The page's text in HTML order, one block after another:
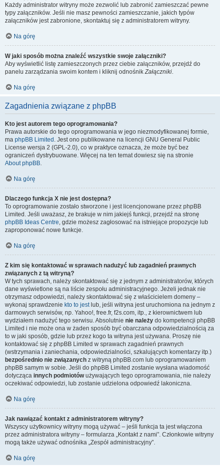
Każdy administrator witryny może zezwolić lub zabronić zamieszczać pewne
typy załączników. Jeśli nie masz pewności zamieszczanie, jakich typów
załączników jest zabronione, skontaktuj się z administratorem witryny.
Na górę
W jaki sposób można znaleźć wszystkie swoje załączniki?
Aby wyświetlić listę zamieszczonych przez ciebie załączników, przejdź do
panelu zarządzania swoim kontem i kliknij odnośnikZałączniki.
Na górę
Zagadnienia związane z phpBB
Kto jest autorem tego oprogramowania?
Prawa autorskie do tego oprogramowania w jego niezmodyfikowanej formie,
ma phpBB Limited . Jest ono publikowane na licencji GNU General Public
License wersja 2 (GPL-2.0), co w praktyce oznacza, że może być bez
ograniczeń dystrybuowane. Więcej na ten temat dowiesz się na stronie
About phpBB.
Na górę
Dlaczego funkcja X nie jest dostępna?
To oprogramowanie zostało stworzone i jest licencjonowane przez phpBB
Limited. Jeśli uważasz, że brakuje w nim jakiejś funkcji, przejdź na stronę
phpBB Ideas Centre, gdzie możesz zagłosować na istniejące propozycje lub
zaproponować nowe funkcje.
Na górę
Z kim się kontaktować w sprawach nadużyć lub zagadnień prawnych
związanych z tą witryną?
W tych sprawach, należy skontaktować się z jednym z administratorów, których
dane wyświetlone są na liście zespołu administracyjnego. Jeżeli jednak nie
otrzymasz odpowiedzi, należy skontaktować się z właścicielem domeny –
wykonaj sprawdzenie kto to jestlub, jeśli witryna jest uruchomiona na jednym z
darmowych serwisów, np. Yahoo!, free.fr, f2s.com, itp., z kierownictwem lub
wydziałem nadużyć tego serwisu. Absolutnie nie należy do kompetencji phpBB
Limited i nie może ona w żaden sposób być obarczana odpowiedzialnością za
to w jaki sposób, gdzie lub przez kogo ta witryna jest używana. Proszę nie
kontaktować się z phpBB Limited w sprawach zagadnień prawnych
(wstrzymania i zaniechania, odpowiedzialności, szkalujących komentarzy itp.)
bezpośrednio nie związanych z witryną phpBB.com lub oprogramowaniem
phpBB samym w sobie. Jeśli do phpBB Limited zostanie wysłana wiadomość
dotycząca innych podmiotówużywających tego oprogramowania, nie należy
oczekiwać odpowiedzi, lub zostanie udzielona odpowiedź lakoniczna.
Na górę
Jak nawiązać kontakt z administratorem witryny?
Wszyscy użytkownicy witryny mogą używać – jeśli funkcja ta jest włączona
przez administratora witryny – formularza „Kontakt z nami”. Członkowie witryny
mogą także używać odnośnika „Zespół administracyjny”.
Na górę